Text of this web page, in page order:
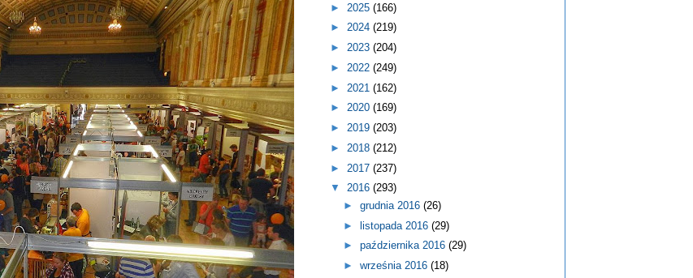
► 2025 (166)
► 2024 (219)
► 2023 (204)
► 2022 (249)
► 2021 (162)
► 2020 (169)
► 2019 (203)
► 2018 (212)
► 2017 (237)
▼ 2016 (293)
► grudnia 2016 (26)
► listopada 2016 (29)
► października 2016 (29)
► września 2016 (18)